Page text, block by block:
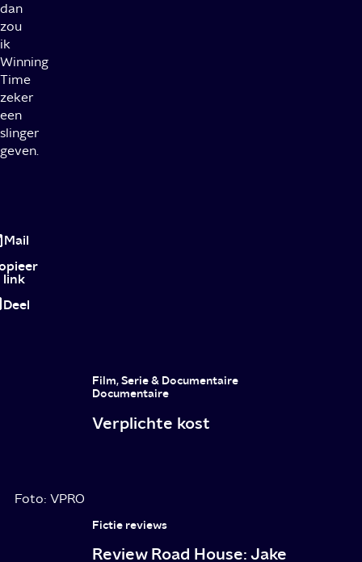
dan
zou
ik
Winning
Time
zeker
een
slinger
geven.
Time:
de
Lakers-
versie
Mail
link
Deel
Foto: VPRO
Film, Serie & Documentaire
Documentaire
Verplichte kost
Fictie reviews
Review Road House: Jake